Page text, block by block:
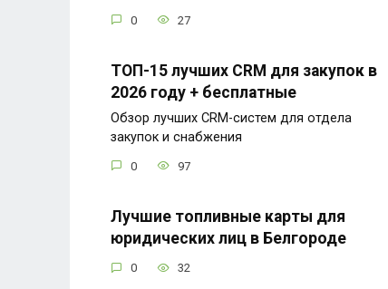
0 27
ТОП-15 лучших CRM для закупок в
2026 году + бесплатные
Обзор лучших CRM-систем для отдела
закупок и снабжения
0 97
Лучшие топливные карты для
юридических лиц в Белгороде
0 32